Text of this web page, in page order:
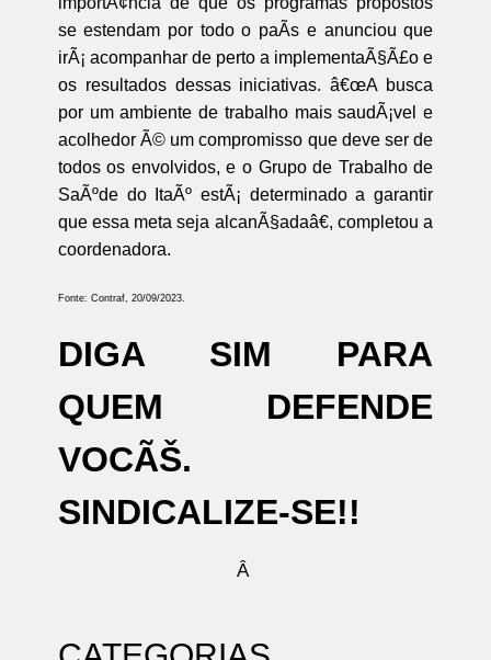
se estendam por todo o paÃ­s e anunciou que
irÃ¡ acompanhar de perto a implementaÃ§Ã£o e
os resultados dessas iniciativas. â€œA busca
por um ambiente de trabalho mais saudÃ¡vel e
acolhedor Ã© um compromisso que deve ser de
todos os envolvidos, e o Grupo de Trabalho de
SaÃºde do ItaÃº estÃ¡ determinado a garantir
que essa meta seja alcanÃ§adaâ€, completou a
coordenadora.
Fonte: Contraf, 20/09/2023.
DIGA SIM PARA
QUEM DEFENDE
VOCÃŠ.
SINDICALIZE-SE!!
Â